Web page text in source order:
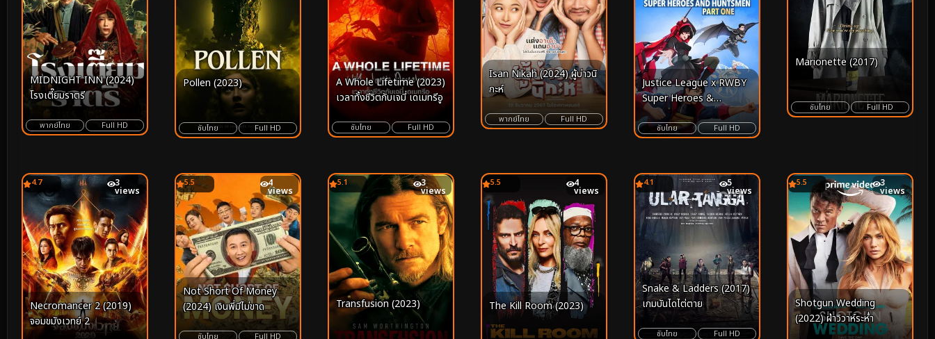
MIDNIGHT INN (2024)
โรงเตี๊ยมราตรี
พากย์ไทย Full HD
Pollen (2023)
ซับไทย Full HD
A Whole Lifetime (2023)
เวลาทั้งชีวิตกับเจมี่ เดเมทรีอู
ซับไทย Full HD
Isan Nikah (2024) ผู้บ่าวนิ
กะห์
พากย์ไทย Full HD
Justice League x RWBY
Super Heroes &
Huntsmen Part One
(2023)
ซับไทย Full HD
Marionette (2017)
ซับไทย Full HD
3
views
4.7
Necromancer 2 (2019)
จอมขมังเวทย์ 2
4
views
5.5
Not Short Of Money
(2024) เงินพี่มีไม่ขาด
ซับไทย Full HD
3
views
5.1
Transfusion (2023)
4
views
5.5
The Kill Room (2023)
5
views
4.1
Snake & Ladders (2017)
เกมบันไดไต่ตาย
ซับไทย Full HD
3
views
5.5
Shotgun Wedding
(2022) ฝ่าวิวาห์ระห่ำ